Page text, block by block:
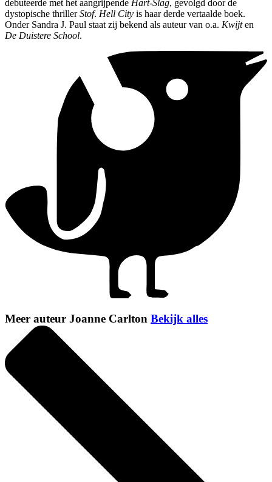
debuteerde met het aangrijpende Hart-Slag, gevolgd door de
dystopische thrillerStof. Hell City is haar derde vertaalde boek.
Onder Sandra J. Paul staat zij bekend als auteur van o.a. Kwijten
De Duistere School.
Meer auteur Joanne Carlton Bekijk alles